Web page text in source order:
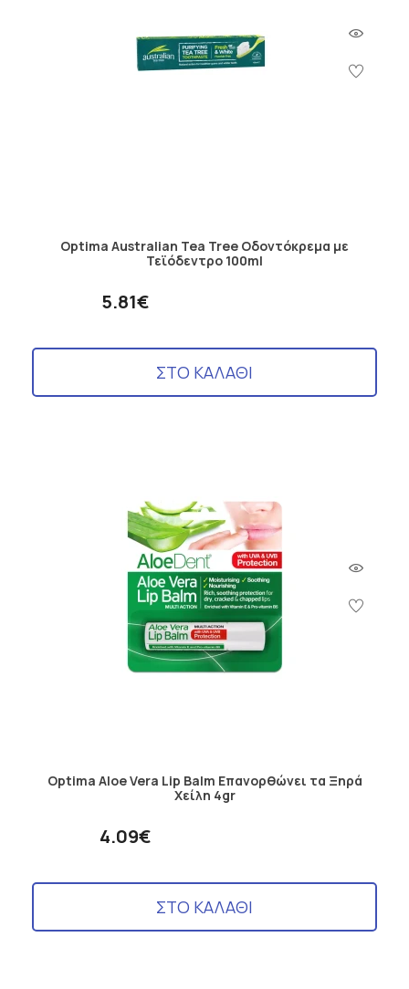
Optima Australian Tea Tree Οδοντόκρεμα με
Τεϊόδεντρο 100ml
5.81€
ΣΤΟ ΚΑΛΑΘΙ
Optima Aloe Vera Lip Balm Επανορθώνει τα Ξηρά
Χείλη 4gr
4.09€
ΣΤΟ ΚΑΛΑΘΙ